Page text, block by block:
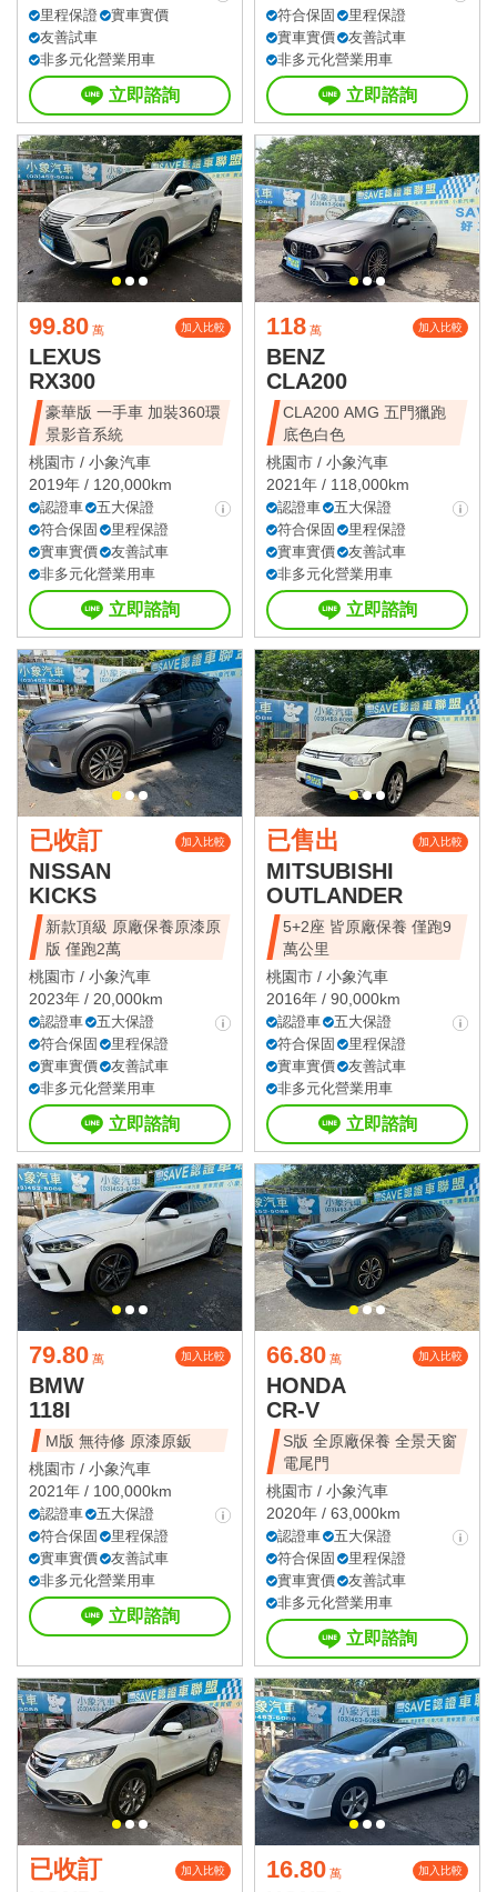
里程保證
實車實價
友善試車
非多元化營業用車
立即諮詢
符合保固
里程保證
實車實價
友善試車
非多元化營業用車
立即諮詢
99.80 萬 加入比較
LEXUS
RX300
豪華版 一手車 加裝360環
景影音系統
桃園市 / 小象汽車
2019年 / 120,000km
認證車
五大保證
符合保固
里程保證
實車實價
友善試車
非多元化營業用車
立即諮詢
118 萬 加入比較
BENZ
CLA200
CLA200 AMG 五門獵跑
底色白色
桃園市 / 小象汽車
2021年 / 118,000km
認證車
五大保證
符合保固
里程保證
實車實價
友善試車
非多元化營業用車
立即諮詢
已收訂 加入比較
NISSAN
KICKS
新款頂級 原廠保養原漆原
版 僅跑2萬
桃園市 / 小象汽車
2023年 / 20,000km
認證車
五大保證
符合保固
里程保證
實車實價
友善試車
非多元化營業用車
立即諮詢
已售出 加入比較
MITSUBISHI
OUTLANDER
5+2座 皆原廠保養 僅跑9
萬公里
桃園市 / 小象汽車
2016年 / 90,000km
認證車
五大保證
符合保固
里程保證
實車實價
友善試車
非多元化營業用車
立即諮詢
79.80 萬 加入比較
BMW
118I
M版 無待修 原漆原鈑
桃園市 / 小象汽車
2021年 / 100,000km
認證車
五大保證
符合保固
里程保證
實車實價
友善試車
非多元化營業用車
立即諮詢
66.80 萬 加入比較
HONDA
CR-V
S版 全原廠保養 全景天窗
電尾門
桃園市 / 小象汽車
2020年 / 63,000km
認證車
五大保證
符合保固
里程保證
實車實價
友善試車
非多元化營業用車
立即諮詢
已收訂 加入比較 16.80 萬 加入比較